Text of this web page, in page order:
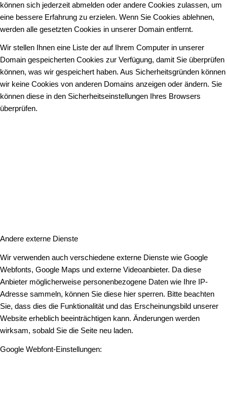
können sich jederzeit abmelden oder andere Cookies zulassen, um
eine bessere Erfahrung zu erzielen. Wenn Sie Cookies ablehnen,
werden alle gesetzten Cookies in unserer Domain entfernt.
Wir stellen Ihnen eine Liste der auf Ihrem Computer in unserer
Domain gespeicherten Cookies zur Verfügung, damit Sie überprüfen
können, was wir gespeichert haben. Aus Sicherheitsgründen können
wir keine Cookies von anderen Domains anzeigen oder ändern. Sie
können diese in den Sicherheitseinstellungen Ihres Browsers
überprüfen.
Andere externe Dienste
Wir verwenden auch verschiedene externe Dienste wie Google
Webfonts, Google Maps und externe Videoanbieter. Da diese
Anbieter möglicherweise personenbezogene Daten wie Ihre IP-
Adresse sammeln, können Sie diese hier sperren. Bitte beachten
Sie, dass dies die Funktionalität und das Erscheinungsbild unserer
Website erheblich beeinträchtigen kann. Änderungen werden
wirksam, sobald Sie die Seite neu laden.
Google Webfont-Einstellungen: